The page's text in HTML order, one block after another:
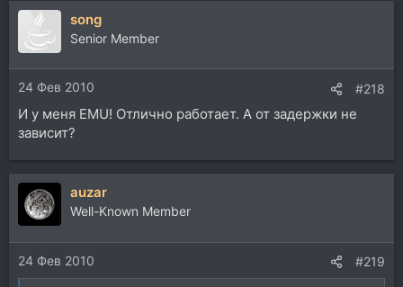
song
Senior Member
24 Фев 2010 #218
И у меня EMU! Отлично работает. А от задержки не
зависит?
auzar
Well-Known Member
24 Фев 2010 #219